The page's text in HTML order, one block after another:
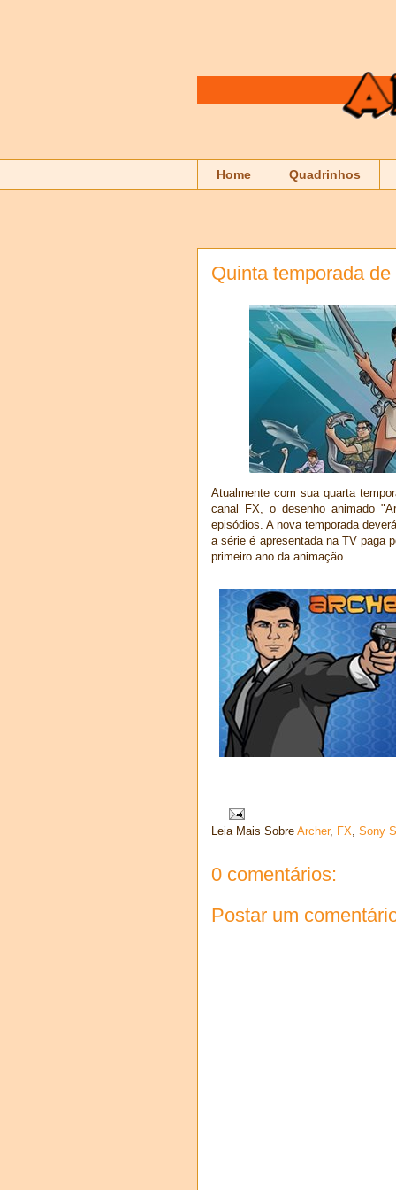
Home Quadrinhos
Quinta temporada
Atualmente com sua quarta
canal FX, o desenho animado
episódios. A nova temporada
a série é apresentada na TV paga
primeiro ano da animação.
Leia Mais Sobre Archer, FX, Sony
0 comentários:
Postar um